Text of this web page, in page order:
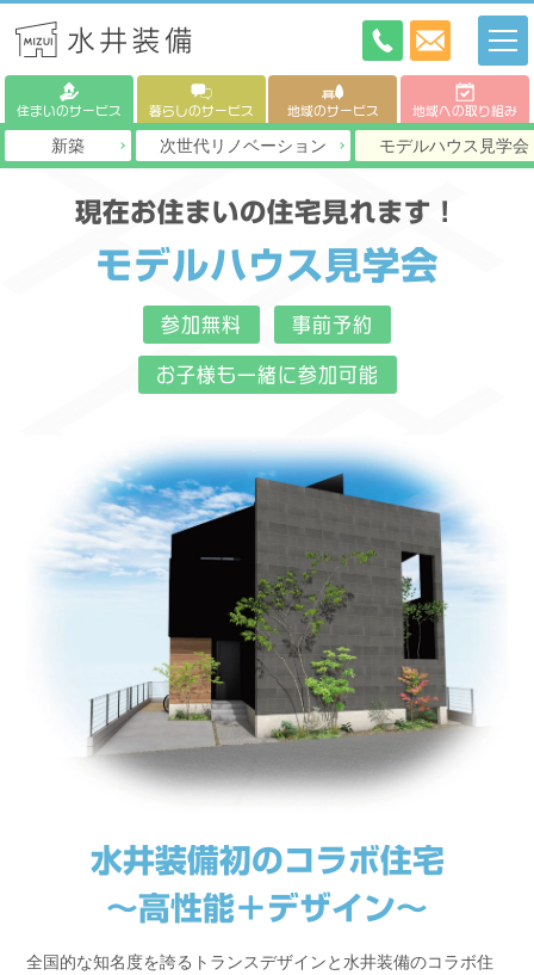
住まいのサービス 暮らしのサービス 地域のサービス 地域への取り組み
新築 次世代リノベーション モデルハウス見学会
現在お住まいの住宅見れます！
モデルハウス見学会
参加無料 事前予約
お子様も一緒に参加可能
水井装備初のコラボ住宅
〜高性能＋デザイン〜
全国的な知名度を誇るトランスデザインと水井装備のコラボ住